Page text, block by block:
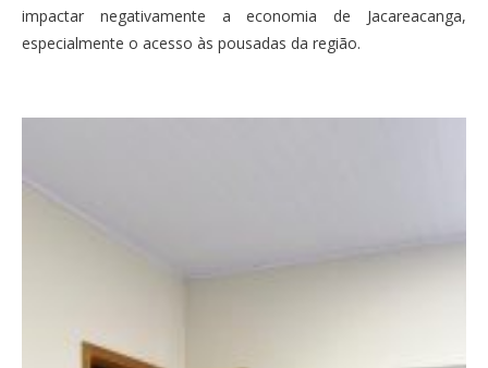
impactar negativamente a economia de Jacareacanga,
especialmente o acesso às pousadas da região.